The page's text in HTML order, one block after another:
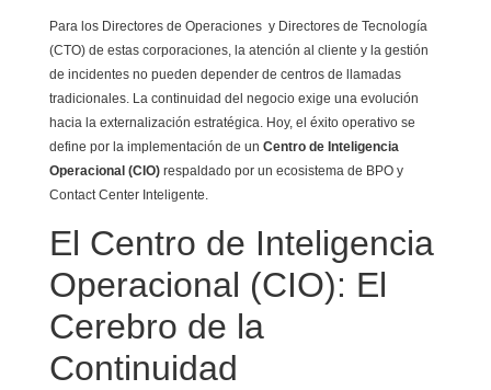
Para los Directores de Operaciones y Directores de Tecnología
(CTO) de estas corporaciones, la atención al cliente y la gestión
de incidentes no pueden depender de centros de llamadas
tradicionales. La continuidad del negocio exige una evolución
hacia la externalización estratégica. Hoy, el éxito operativo se
define por la implementación de un Centro de Inteligencia
Operacional (CIO)respaldado por un ecosistema de BPO y
Contact Center Inteligente.
El Centro de Inteligencia
Operacional (CIO): El
Cerebro de la
Continuidad